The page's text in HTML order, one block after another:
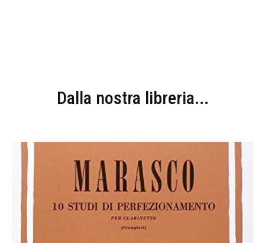
Dalla nostra libreria...